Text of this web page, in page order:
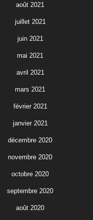
août 2021
juillet 2021
juin 2021
mai 2021
avril 2021
mars 2021
février 2021
janvier 2021
décembre 2020
novembre 2020
octobre 2020
septembre 2020
août 2020